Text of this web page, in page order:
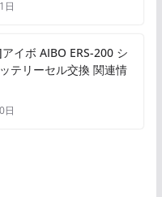
日
イボ AIBO ERS-200 シ
テリーセル交換 関連情
日